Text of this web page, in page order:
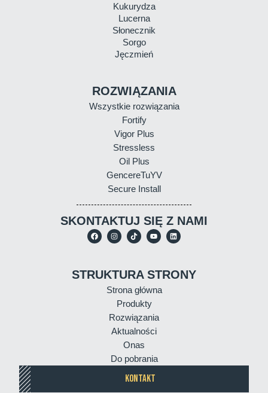
Kukurydza
Lucerna
Słonecznik
Sorgo
Jęczmień
ROZWIĄZANIA
Wszystkie rozwiązania
Fortify
Vigor Plus
Stressless
Oil Plus
GencereTuYV
Secure Install
SKONTAKTUJ SIĘ Z NAMI
STRUKTURA STRONY
Strona główna
Produkty
Rozwiązania
Aktualności
Onas
Do pobrania
KONTAKT